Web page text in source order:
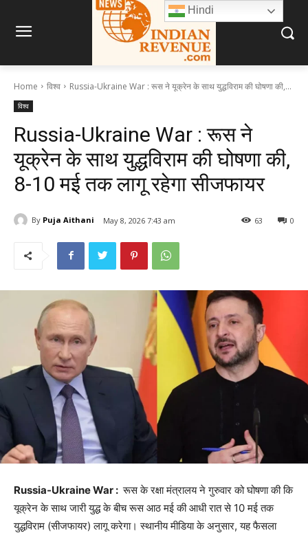
Home विश्व Russia-Ukraine War : रूस ने यूक्रेन के साथ युद्धविराम की घोषणा की,...
विश्व
Russia-Ukraine War : रूस ने
यूक्रेन के साथ युद्धविराम की घोषणा की,
8-10 मई तक लागू रहेगा सीजफायर
By Puja Aithani May 8, 2026 7:43 am 0
63
Russia-Ukraine War : रूस के रक्षा मंत्रालय ने गुरुवार को घोषणा की कि
यूक्रेन के साथ जारी युद्ध के बीच रूस आठ मई की आधी रात से 10 मई तक
युद्धविराम (सीजफायर) लागू करेगा। स्थानीय मीडिया के अनुसार, यह फैसला
Hindi